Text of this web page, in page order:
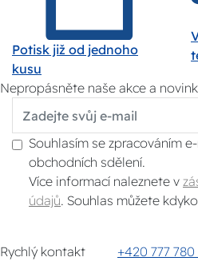
Potisk již od jednoho
kusu
Nepropásněte naše akce a
Souhlasím se zpracováním
obchodních sdělení.
Více informací naleznete v
údajů . Souhlas můžete
Rychlý kontakt +420 777 780